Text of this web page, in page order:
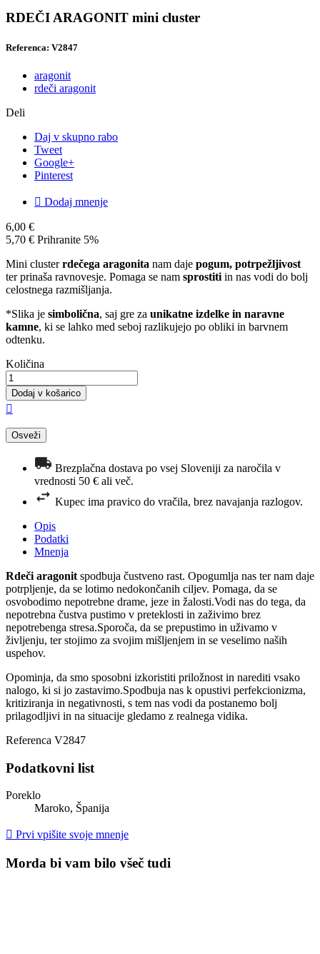
RDEČI ARAGONIT mini cluster
Referenca: V2847
aragonit
rdeči aragonit
Deli
Daj v skupno rabo
Tweet
Google+
Pinterest
 Dodaj mnenje
6,00 €
5,70 € Prihranite 5%
Mini clusterrdečega aragonita nam daje pogum, potrpežljivost
ter prinaša ravnovesje. Pomaga se nam sprostiti in nas vodi do bolj
celostnega razmišljanja.
*Slika je simbolična, saj gre za unikatne izdelke in naravne
kamne, ki se lahko med seboj razlikujejo po obliki in barvnem
odtenku.
Količina
Dodaj v košarico

Brezplačna dostava po vsej Sloveniji za naročila v
vrednosti 50 € ali več.
Kupec ima pravico do vračila, brez navajanja razlogov.
Opis
Podatki
Mnenja
Rdeči aragonit spodbuja čustveno rast. Opogumlja nas ter nam daje
potrpljenje, da se lotimo nedokončanih ciljev. Pomaga, da se
osvobodimo nepotrebne drame, jeze in žalosti.Vodi nas do tega, da
nepotrebna čustva pustimo v preteklosti in zaživimo brez
nepotrebenga stresa.Sporoča, da se prepustimo in uživamo v
življenju, ter stojimo za svojim mišljenjem in se veselimo naših
uspehov.
Opominja, da smo sposobni izkoristiti priložnost in narediti vsako
nalogo, ki si jo zastavimo.Spodbuja nas k opustivi perfekcionizma,
kritiziranja in negativnosti, s tem nas vodi da postanemo bolj
prilagodljivi in na situacije gledamo z realnega vidika.
Referenca V2847
Podatkovni list
Poreklo
Maroko, Španija
 Prvi vpišite svoje mnenje
Morda bi vam bilo všeč tudi